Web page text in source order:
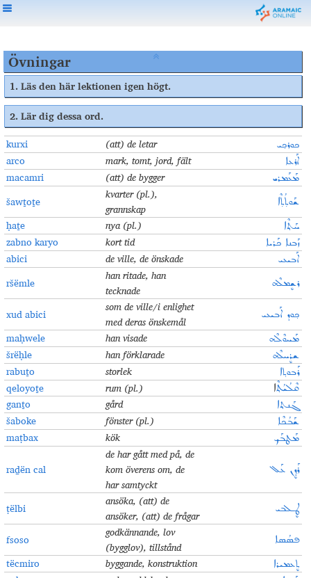
Övningar
1. Läs den här lektionen igen högt.
2. Lär dig dessa ord.
kurxi (att) de letar ܟܘܪܟ݂ܝ
arco mark, tomt, jord, fält ܐܰܪܥܐ
macamri (att) de bygger ܡܰܥܰܡܪܝ
šawṯoṯe
kvarter (pl.),
grannskap
ܫܰܘܬ̣ܳܬ̣ܶܐ
ḥaṯe nya (pl.) ܚܰܬ݂ܶܐ
zabno karyo kort tid ܙܰܒܢܐ ܟܰܪܝܐ
abici de ville, de önskade ܐܰܒܝܥܝ
ršëmle
han ritade, han
tecknade
ܪܫܷܡܠܶܗ
xud abici
som de ville/i enlighet
med deras önskemål
ܟ݂ܘܕ ܐܰܒܝܥܝ
maḥwele han visade ܡܰܚܘܶܠܶܗ
šrëḥle han förklarade ܫܪܷܚܠܶܗ
rabuṯo storlek ܪܰܒܘܬ݂ܐ
qeloyoṯe rum (pl.) ܩܶܠܳܝܳܬ݂ܶܐ
ganṯo gård ܓܰܢܬ݂ܐ
šaboke fönster(pl.) ܫܰܒܳܟܶܐ
maṭbax kök ܡܰܛܒܰܟ݂
raḏën cal
de har gått med på, de
kom överens om, de
har samtyckt
ܪܰܕ݂ܷܢ ܥܰܠ
ṭëlbi
ansöka, (att) de
ansöker, (att) de frågar
ܛܷـܠܒܝ
fsoso
godkännande, lov
(bygglov), tillstånd
ܦܣܳܣܐ
tëcmiro byggande, konstruktion ܬܷܥܡܝܪܐ